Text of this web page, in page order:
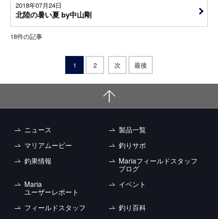
2018年07月24日
北陸の暑い夏 by中山剛
18件の記事
1 2 次 最後
ニュース
製品一覧
マリアムービー
釣りサポ
釣果情報
Mariaフィールドスタッフ
ブログ
Maria
ユーザーレポート
イベント
フィールドスタッフ 釣り百科